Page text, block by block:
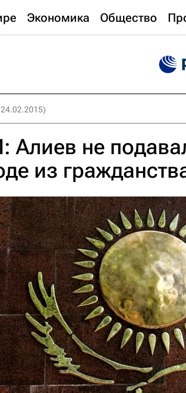
Экономика Общество
не
из